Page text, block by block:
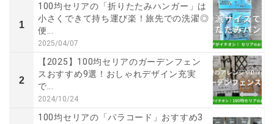
1
100均セリアの「折りたたみハンガー」は
小さくできて持ち運び楽！旅先での洗濯◎
便...
2025/04/07
2
【2025】100均セリアのガーデンフェン
スおすすめ9選！おしゃれデザイン充実
で...
2024/10/24
100均セリアの「パラコード」おすすめ3